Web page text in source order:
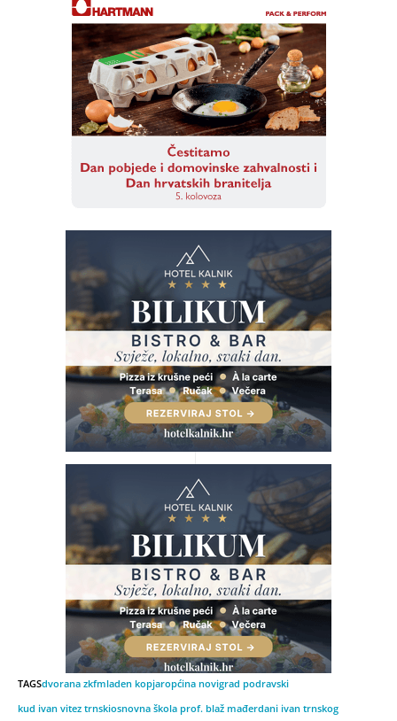
TAGSdvorana zkfmladen kopjaropćina novigrad podravski
kud ivan vitez trnskiosnovna škola prof. blaž mađerdani ivan trnskog